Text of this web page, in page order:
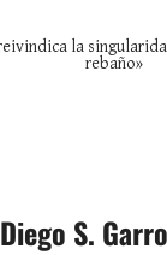
Diego S.